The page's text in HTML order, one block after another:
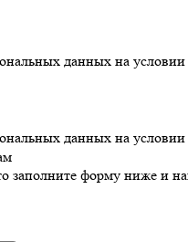
данных на условии
данных на условии
заполните форму ниже